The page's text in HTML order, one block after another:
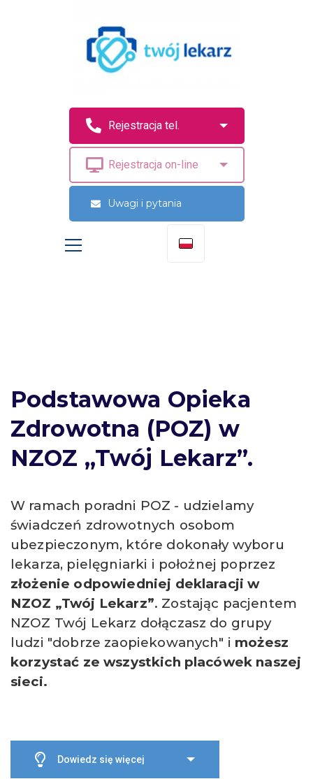
Uwagi i pytania
Podstawowa Opieka
Zdrowotna (POZ) w
NZOZ „Twój Lekarz”.
W ramach poradni POZ - udzielamy
świadczeń zdrowotnych osobom
ubezpieczonym, które dokonały wyboru
lekarza, pielęgniarki i położnej poprzez
złożenie odpowiedniej deklaracji w
NZOZ „Twój Lekarz”. Zostając pacjentem
NZOZ Twój Lekarz dołączasz do grupy
ludzi "dobrze zaopiekowanych" i możesz
korzystać ze wszystkich placówek naszej
sieci.